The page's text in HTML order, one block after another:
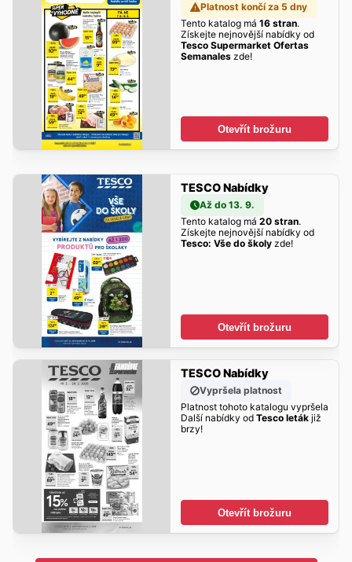
Platnost končí za 5 dny
Tento katalog má 16 stran.
Získejte nejnovější nabídky od
Tesco Supermarket Ofertas
Semanaleszde!
Otevřít brožuru
TESCO Nabídky
Až do 13. 9.
Tento katalog má 20 stran.
Získejte nejnovější nabídky od
Tesco: Vše do školyzde!
Otevřít brožuru
TESCO Nabídky
Vypršela platnost
Platnost tohoto katalogu vypršela
Další nabídky od Tesco letákjiž
brzy!
Otevřít brožuru